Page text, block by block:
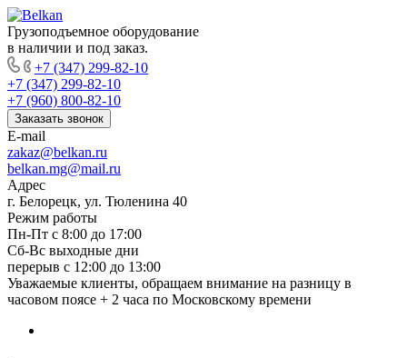
Грузоподъемное оборудование
в наличии и под заказ.
+7 (347) 299-82-10
+7 (347) 299-82-10
+7 (960) 800-82-10
Заказать звонок
E-mail
zakaz@belkan.ru
belkan.mg@mail.ru
Адрес
г. Белорецк, ул. Тюленина 40
Режим работы
Пн-Пт с 8:00 до 17:00
Сб-Вс выходные дни
перерыв с 12:00 до 13:00
Уважаемые клиенты, обращаем внимание на разницу в
часовом поясе + 2 часа по Московскому времени